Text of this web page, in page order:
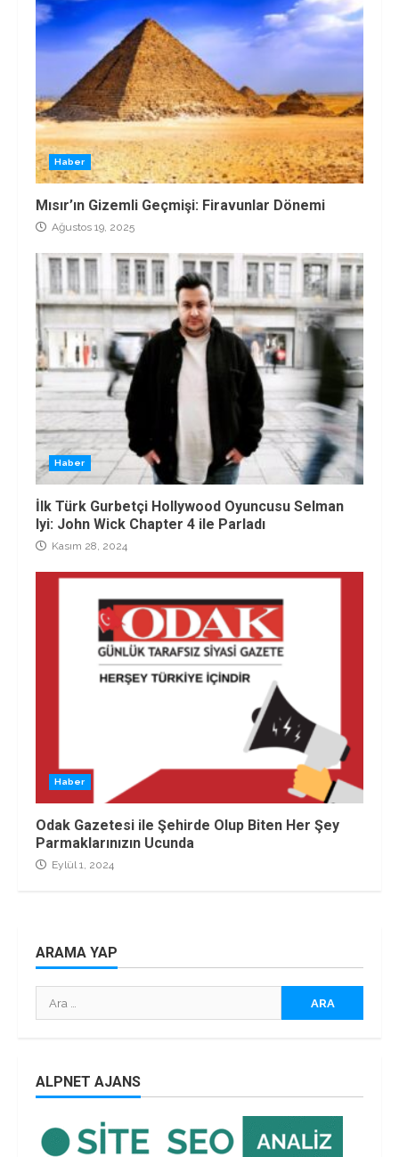
Haber
Mısır’ın Gizemli Geçmişi: Firavunlar Dönemi
Ağustos 19, 2025
Haber
İlk Türk Gurbetçi Hollywood Oyuncusu Selman
Iyi: John Wick Chapter 4 ile Parladı
Kasım 28, 2024
Haber
Odak Gazetesi ile Şehirde Olup Biten Her Şey
Parmaklarınızın Ucunda
Eylül 1, 2024
ARAMA YAP
Arama:
ALPNET AJANS